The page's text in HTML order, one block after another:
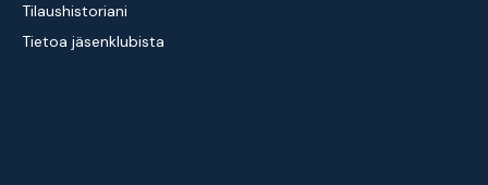
Tilaushistoriani
Tietoa jäsenklubista